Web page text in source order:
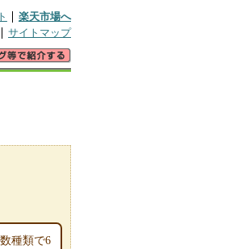
楽天市場へ
サイトマップ
種類で6